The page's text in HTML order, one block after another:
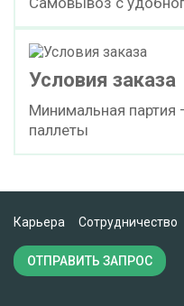
Условия заказа
Минимальная
паллеты
Карьера Сотрудничество
ОТПРАВИТЬ ЗАПРОС